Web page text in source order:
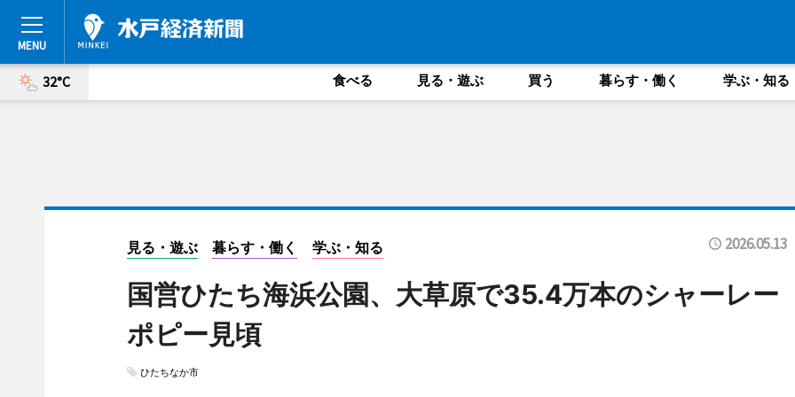
32°C 食べる 見る・遊ぶ 買う 暮らす・働く 学ぶ・知る
見る・遊ぶ 暮らす・働く 学ぶ・知る 2026.05.13
国営ひたち海浜公園、大草原で35.4万本のシャーレー
ポピー見頃
ひたちなか市